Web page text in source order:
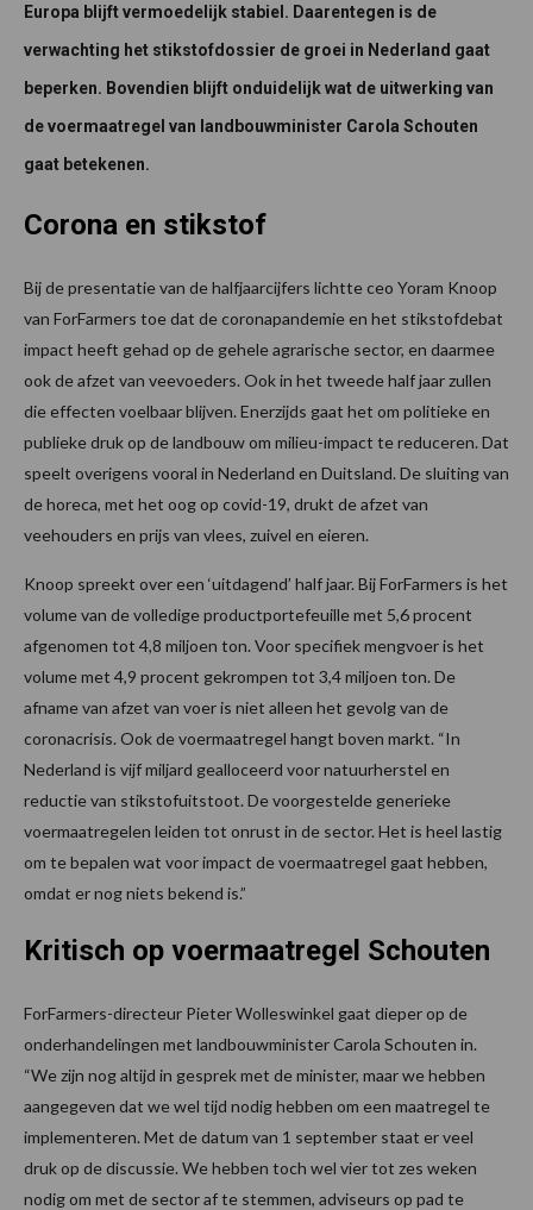
Europa blijft vermoedelijk stabiel. Daarentegen is de
verwachting het stikstofdossier de groei in Nederland gaat
beperken. Bovendien blijft onduidelijk wat de uitwerking van
de voermaatregel van landbouwminister Carola Schouten
gaat betekenen.
Corona en stikstof
Bij de presentatie van de halfjaarcijfers lichtte ceo Yoram Knoop
van ForFarmers toe dat de coronapandemie en het stikstofdebat
impact heeft gehad op de gehele agrarische sector, en daarmee
ook de afzet van veevoeders. Ook in het tweede half jaar zullen
die effecten voelbaar blijven. Enerzijds gaat het om politieke en
publieke druk op de landbouw om milieu-impact te reduceren. Dat
speelt overigens vooral in Nederland en Duitsland. De sluiting van
de horeca, met het oog op covid-19, drukt de afzet van
veehouders en prijs van vlees, zuivel en eieren.
Knoop spreekt over een ‘uitdagend’ half jaar. Bij ForFarmers is het
volume van de volledige productportefeuille met 5,6 procent
afgenomen tot 4,8 miljoen ton. Voor specifiek mengvoer is het
volume met 4,9 procent gekrompen tot 3,4 miljoen ton. De
afname van afzet van voer is niet alleen het gevolg van de
coronacrisis. Ook de voermaatregel hangt boven markt. “In
Nederland is vijf miljard gealloceerd voor natuurherstel en
reductie van stikstofuitstoot. De voorgestelde generieke
voermaatregelen leiden tot onrust in de sector. Het is heel lastig
om te bepalen wat voor impact de voermaatregel gaat hebben,
omdat er nog niets bekend is.”
Kritisch op voermaatregel Schouten
ForFarmers-directeur Pieter Wolleswinkel gaat dieper op de
onderhandelingen met landbouwminister Carola Schouten in.
“We zijn nog altijd in gesprek met de minister, maar we hebben
aangegeven dat we wel tijd nodig hebben om een maatregel te
implementeren. Met de datum van 1 september staat er veel
druk op de discussie. We hebben toch wel vier tot zes weken
nodig om met de sector af te stemmen, adviseurs op pad te